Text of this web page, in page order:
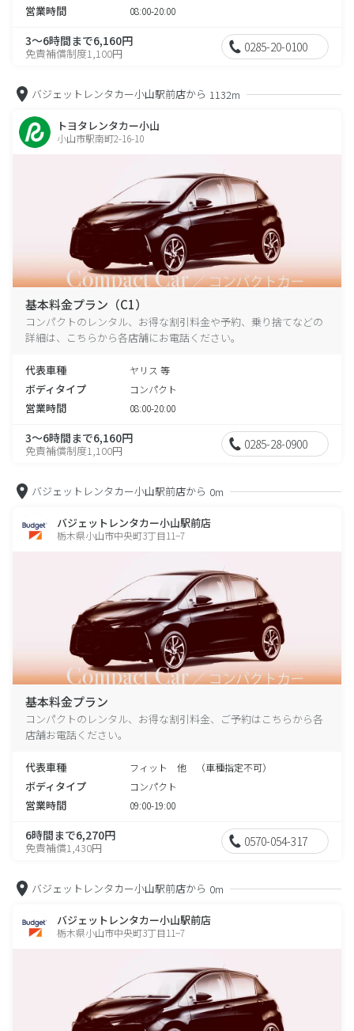
営業時間 08:00-20:00
3～6時間まで6,160円
免責補償制度1,100円 0285-20-0100
バジェットレンタカー小山駅前店から 1132m
トヨタレンタカー小山
小山市駅南町2-16-10
基本料金プラン（C1）
コンパクトのレンタル、お得な割引料金や予約、乗り捨てなどの
詳細は、こちらから各店舗にお電話ください。
代表車種 ヤリス 等
ボディタイプ コンパクト
営業時間 08:00-20:00
3～6時間まで6,160円
免責補償制度1,100円 0285-28-0900
バジェットレンタカー小山駅前店から 0m
バジェットレンタカー小山駅前店
栃木県小山市中央町3丁目11−7
基本料金プラン
コンパクトのレンタル、お得な割引料金、ご予約はこちらから各
店舗お電話ください。
代表車種 フィット 他 （車種指定不可）
ボディタイプ コンパクト
営業時間 09:00-19:00
6時間まで6,270円
免責補償1,430円 0570-054-317
バジェットレンタカー小山駅前店から 0m
バジェットレンタカー小山駅前店
栃木県小山市中央町3丁目11−7